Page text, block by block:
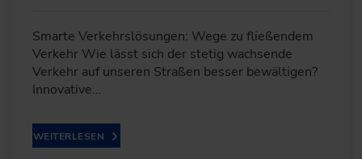
Smarte Verkehrslösungen: Wege zu fließendem
Verkehr Wie lässt sich der stetig wachsende
Verkehr auf unseren Straßen besser bewältigen?
Innovative…
WEITERLESEN